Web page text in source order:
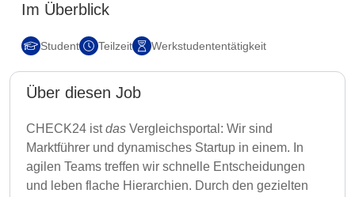
Im Überblick
Student Teilzeit Werkstudententätigkeit
Über diesen Job
CHECK24 istdas Vergleichsportal: Wir sind
Marktführer und dynamisches Startup in einem. In
agilen Teams treffen wir schnelle Entscheidungen
und leben flache Hierarchien. Durch den gezielten